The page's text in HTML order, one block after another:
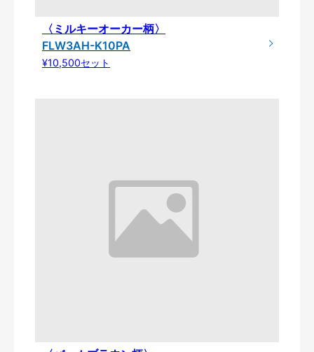
〈ミルキーオーカー柄〉
FLW3AH-K10PA
¥10,500セット